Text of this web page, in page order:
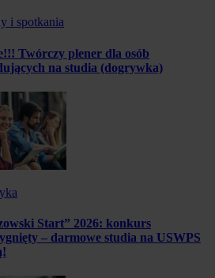
i spotkania
Twórczy plener dla osób
na studia (dogrywka)
Start” 2026: konkurs
– darmowe studia na USWPS